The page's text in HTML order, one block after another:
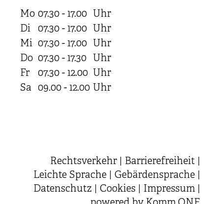
Mo 07.30 - 17.00 Uhr
Di
07.30 - 17.00 Uhr
Mi 07.30 - 17.00 Uhr
Do 07.30 - 17.30 Uhr
Fr
07.30 - 12.00 Uhr
Sa 09.00 - 12.00 Uhr
Rechtsverkehr Barrierefreiheit
Leichte Sprache
Gebärdensprache
Datenschutz
Cookies Impressum